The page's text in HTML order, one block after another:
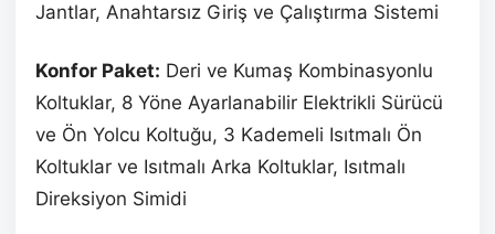
Jantlar, Anahtarsız Giriş ve Çalıştırma Sistemi
Konfor Paket: Deri ve Kumaş Kombinasyonlu
Koltuklar, 8 Yöne Ayarlanabilir Elektrikli Sürücü
ve Ön Yolcu Koltuğu, 3 Kademeli Isıtmalı Ön
Koltuklar ve Isıtmalı Arka Koltuklar, Isıtmalı
Direksiyon Simidi